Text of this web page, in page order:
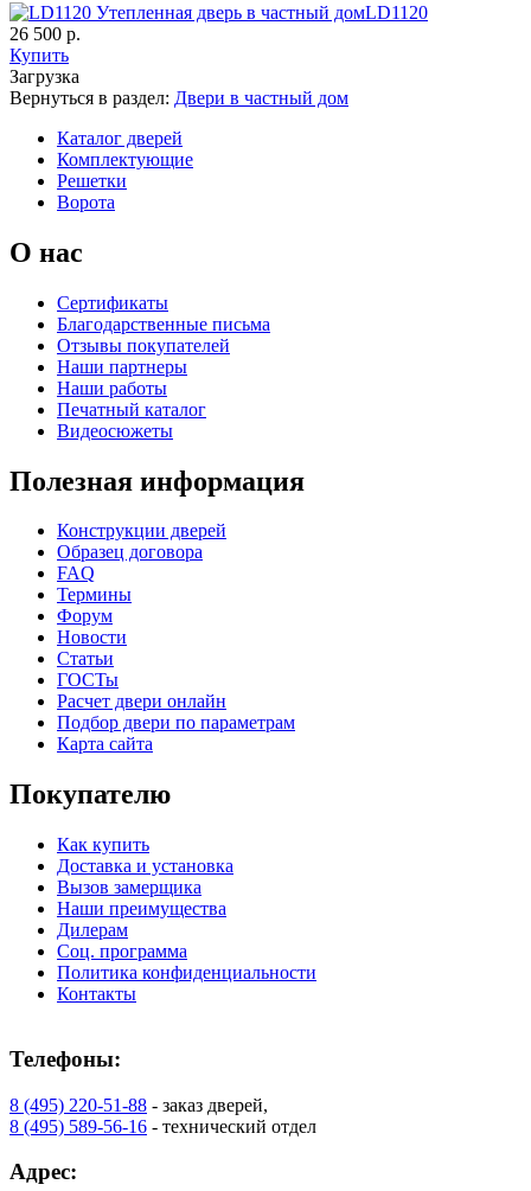
К-36 46 30
К-36 С К-36 СС
К-37 Н
КНТ
C69
C71
C73
C76
LD1120
26 500 р.
Купить
Загрузка
Вернуться в раздел: Двери в частный дом
Каталог дверей
Комплектующие
Решетки
Ворота
О нас
Сертификаты
Благодарственные письма
Отзывы покупателей
Наши партнеры
Наши работы
Печатный каталог
Видеосюжеты
Полезная информация
Конструкции дверей
Образец договора
FAQ
Термины
Форум
Новости
Статьи
ГОСТы
Расчет двери онлайн
Подбор двери по параметрам
Карта сайта
Покупателю
Как купить
Доставка и установка
Вызов замерщика
Наши преимущества
Дилерам
Соц. программа
Политика конфиденциальности
Контакты
Телефоны:
8 (495) 220-51-88 - заказ дверей,
8 (495) 589-56-16 - технический отдел
Адрес: